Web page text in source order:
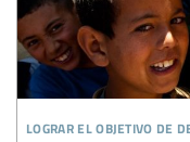
lograr el objetivo de